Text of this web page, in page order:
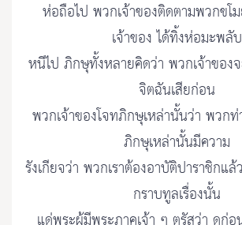
ห่อถือไป พวกเจ้าของติดตามพวกขโ
เจ้าของ ได้ทิ้งห่อมะพลับ
หนีไป ภิกษุทั้งหลายคิดว่า พวกเจ้าของ
จิตฉันเสียก่อน
พวกเจ้าของโจทภิกษุเหล่านั้นว่า พวก
ภิกษุเหล่านั้นมีความ
รังเกียจว่า พวกเราต้องอาบัติปาราชิกแ
กราบทูลเรื่องนั้น